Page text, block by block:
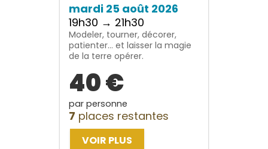
mardi 25 août 2026
19h30 → 21h30
Modeler, tourner, décorer,
patienter… et laisser la magie
de la terre opérer.
40 €
par personne
7 places restantes
VOIR PLUS